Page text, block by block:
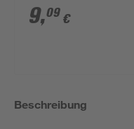
schwarz 20 Stück
9,09 €
Beschreibung